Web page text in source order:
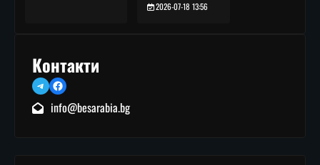
2026-07-18 13:56
Контакти
TelegramFacebook
info@besarabia.bg